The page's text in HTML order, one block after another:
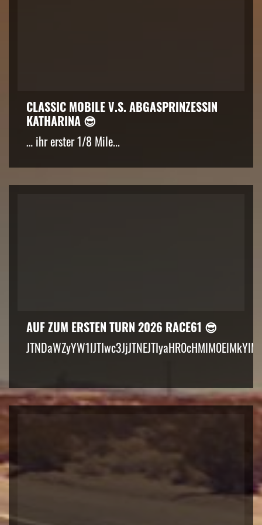
CLASSIC MOBILE V.S. ABGASPRINZESSIN
KATHARINA 😎
… ihr erster 1/8 Mile...
AUF ZUM ERSTEN TURN 2026 RACE61 😎